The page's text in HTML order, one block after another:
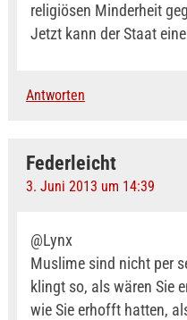
religiösen Minderheit
Jetzt kann der Staat
Antworten
Federleicht
3. Juni 2013 um 14:39
@Lynx
Muslime sind nicht per
klingt so, als wären Sie
wie Sie erhofft hatten,